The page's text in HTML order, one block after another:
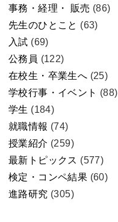
事務・経理・ 販売 (86)
先生のひとこと (63)
入試 (69)
公務員 (122)
在校生・卒業生へ (25)
学校行事・イベント (88)
学生 (184)
就職情報 (74)
授業紹介 (259)
最新トピックス (577)
検定・コンペ結果 (60)
進路研究 (305)